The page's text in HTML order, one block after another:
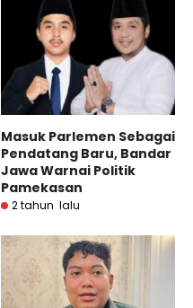
Masuk Parlemen Sebagai
Pendatang Baru, Bandar
Jawa Warnai Politik
Pamekasan
2 tahun lalu